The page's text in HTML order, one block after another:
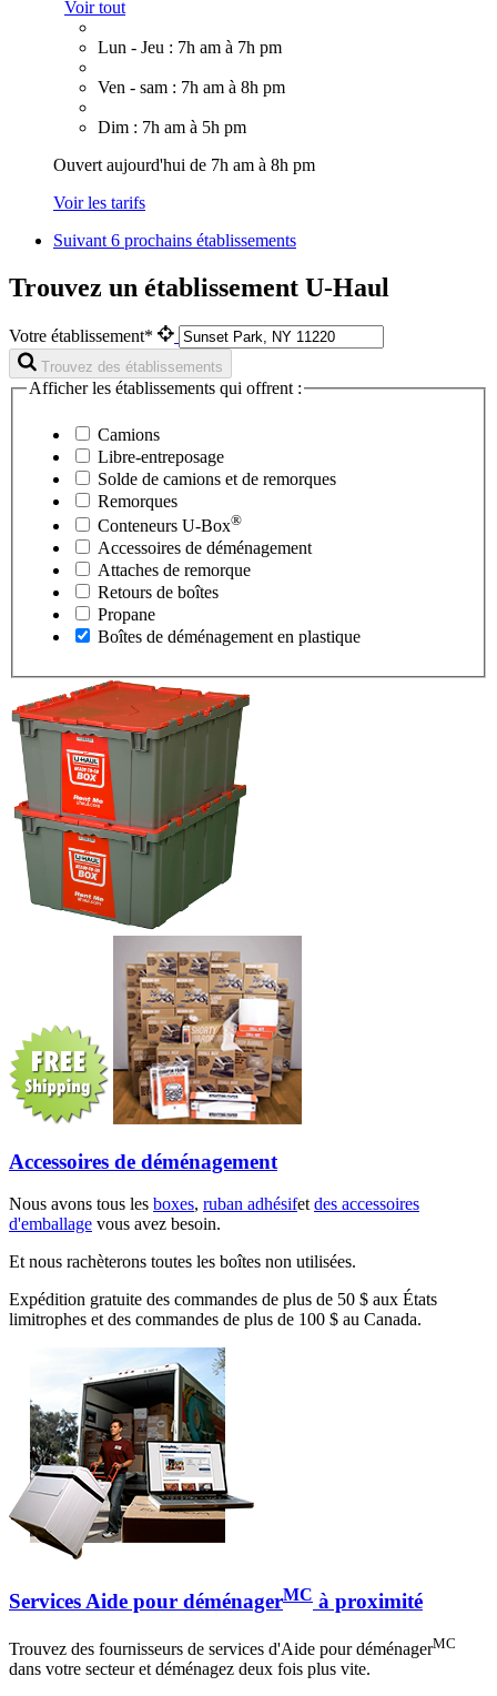
Voir tout
Lun - Jeu : 7h am à 7h pm
Ven - sam : 7h am à 8h pm
Dim : 7h am à 5h pm
Ouvert aujourd'hui de 7h am à 8h pm
Voir les tarifs
Suivant6 prochains établissements
Trouvez un établissement U-Haul
Votre établissement*
Trouvez des établissements
Afficher les établissements qui offrent :
Camions
Libre-entreposage
Solde de camions et de remorques
Remorques
Conteneurs U-Box®
Accessoires de déménagement
Attaches de remorque
Retours de boîtes
Propane
Boîtes de déménagement en plastique
Accessoires de déménagement
Nous avons tous les boxes, ruban adhésifet des accessoires
d'emballage vous avez besoin.
Et nous rachèterons toutes les boîtes non utilisées.
Expédition gratuite des commandes de plus de 50 $ aux États
limitrophes et des commandes de plus de 100 $ au Canada.
Services Aide pour déménagerMC à proximité
Trouvez des fournisseurs de services d'Aide pour déménagerMC
dans votre secteur et déménagez deux fois plus vite.